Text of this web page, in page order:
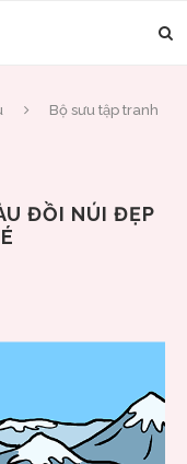
Bộ sưu tập tranh
ĐỒI NÚI ĐẸP